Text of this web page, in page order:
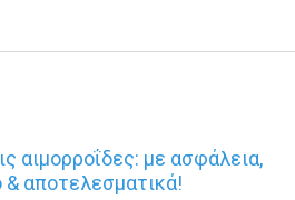
αιμορροΐδες: με ασφάλεια,
αποτελεσματικά!